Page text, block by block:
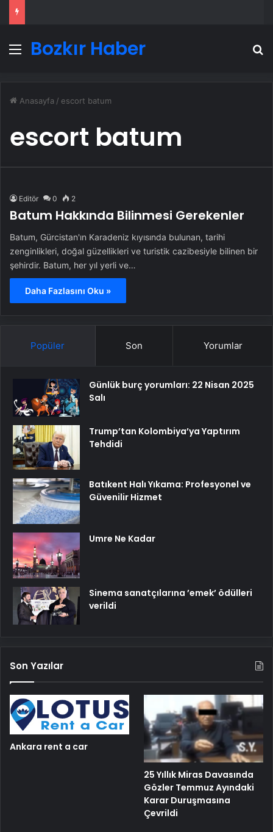
Menü
Bozkır Haber
Anasayfa / escort batum
escort batum
Editör 0 2
Batum Hakkında Bilinmesi Gerekenler
Batum, Gürcistan'ın Karadeniz kıyısında bulunan, tarihi
zenginlikleri, doğal güzellikleri ve turistik cazibesiyle bilinen bir
şehirdir. Batum, her yıl yerli ve…
Daha Fazlasını Oku »
Popüler Son Yorumlar
Günlük burç yorumları: 22 Nisan 2025
Salı
Trump’tan Kolombiya’ya Yaptırım
Tehdidi
Batıkent Halı Yıkama: Profesyonel ve
Güvenilir Hizmet
Umre Ne Kadar
Sinema sanatçılarına ’emek’ ödülleri
verildi
Son Yazılar
Ankara rent a car
25 Yıllık Miras Davasında
Gözler Temmuz Ayındaki
Karar Duruşmasına
Çevrildi